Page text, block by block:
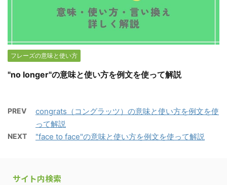
フレーズの意味と使い方
"no longer"の意味と使い方を例文を使って解説
PREV
congrats（コングラッツ）の意味と使い方を例文を使
って解説
NEXT "face to face"の意味と使い方を例文を使って解説
サイト内検索